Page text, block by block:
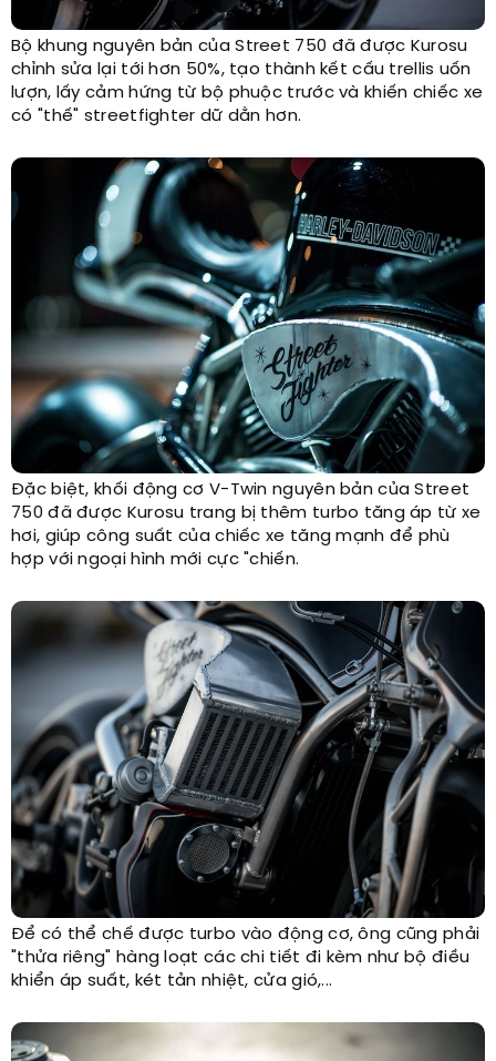
Bộ khung nguyên bản của Street 750 đã được Kurosu
chỉnh sửa lại tới hơn 50%, tạo thành kết cấu trellis uốn
lượn, lấy cảm hứng từ bộ phuộc trước và khiến chiếc xe
có "thế" streetfighter dữ dằn hơn.
Đặc biệt, khối động cơ V-Twin nguyên bản của Street
750 đã được Kurosu trang bị thêm turbo tăng áp từ xe
hơi, giúp công suất của chiếc xe tăng mạnh để phù
hợp với ngoại hình mới cực "chiến.
Để có thể chế được turbo vào động cơ, ông cũng phải
"thửa riêng" hàng loạt các chi tiết đi kèm như bộ điều
khiển áp suất, két tản nhiệt, cửa gió,...